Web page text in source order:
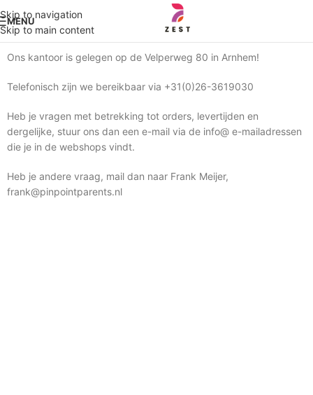
Skip to navigation
Skip to main content
MENU
Ons kantoor is gelegen op de Velperweg 80 in Arnhem!
Telefonisch zijn we bereikbaar via +31(0)26-3619030
Heb je vragen met betrekking tot orders, levertijden en
dergelijke, stuur ons dan een e-mail via de info@ e-mailadressen
die je in de webshops vindt.
Heb je andere vraag, mail dan naar Frank Meijer,
frank@pinpointparents.nl